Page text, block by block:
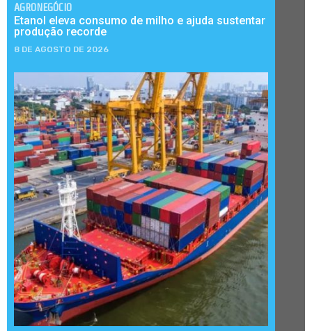
AGRONEGÓCIO
Etanol eleva consumo de milho e ajuda sustentar
produção recorde
8 DE AGOSTO DE 2026